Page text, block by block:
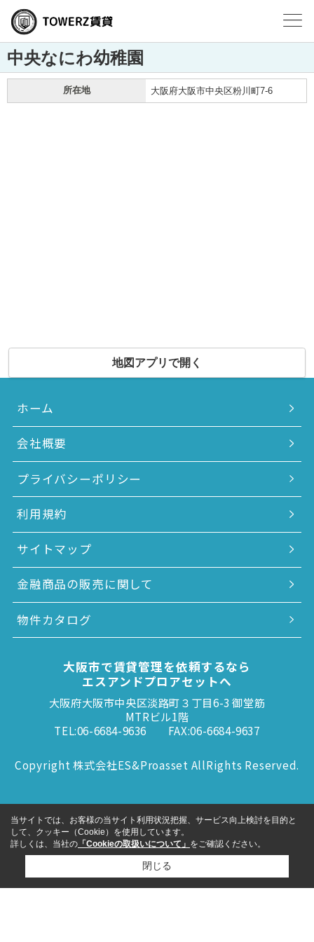
中央なにわ幼稚園
所在地 大阪府大阪市中央区粉川町7-6
地図アプリで開く
ホーム
会社概要
プライバシーポリシー
利用規約
サイトマップ
金融商品の販売に関して
物件カタログ
大阪市で賃貸管理を依頼するなら
エスアンドプロアセットへ
大阪府大阪市中央区淡路町３丁目6-3 御堂筋
MTRビル1階
TEL:06-6684-9636
FAX:06-6684-9637
Copyright 株式会社ES&Proasset AllRights Reserved.
当サイトでは、お客様の当サイト利用状況把握、サービス向上検討を目的と
して、クッキー（Cookie）を使用しています。
詳しくは、当社の 「Cookieの取扱いについて」 をご確認ください。
閉じる